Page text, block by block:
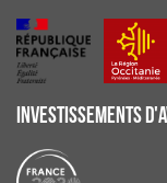
INVESTISSEMENTS